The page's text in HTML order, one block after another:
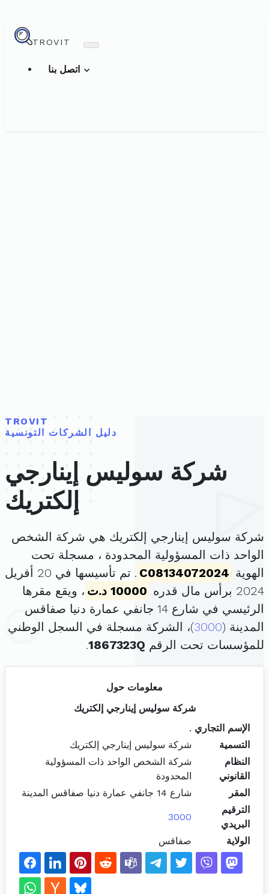
TROVIT
TROVIT
دليل الشركات التونسية
شركة سوليس إينارجي
إلكتريك
شركة سوليس إينارجي إلكتريك هي شركة الشخص
الواحد ذات المسؤولية المحدودة ، مسجلة تحت
الهوية C08134072024
. تم تأسيسها في 20 أفريل
2024 برأس مال قدره
10000 د.ت
، ويقع مقرها
الرئيسي في شارع 14 جانفي عمارة دنيا صفاقس
المدينة (3000)، الشركة مسجلة في السجل الوطني
للمؤسسات تحت الرقم 1867323Q
.
معلومات حول
شركة سوليس إينارجي إلكتريك
الإسم التجاري .
التسمية
شركة سوليس إينارجي إلكتريك
النظام
القانوني
شركة الشخص الواحد ذات المسؤولية
المحدودة
المقر
شارع 14 جانفي عمارة دنيا صفاقس المدينة
الترقيم
البريدي
3000
الولاية صفاقس